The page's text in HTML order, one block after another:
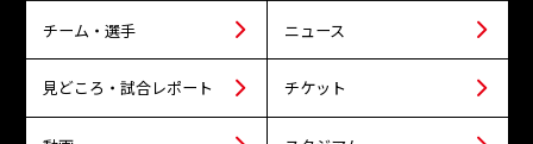
チーム・選手 ニュース
見どころ・試合レポート チケット